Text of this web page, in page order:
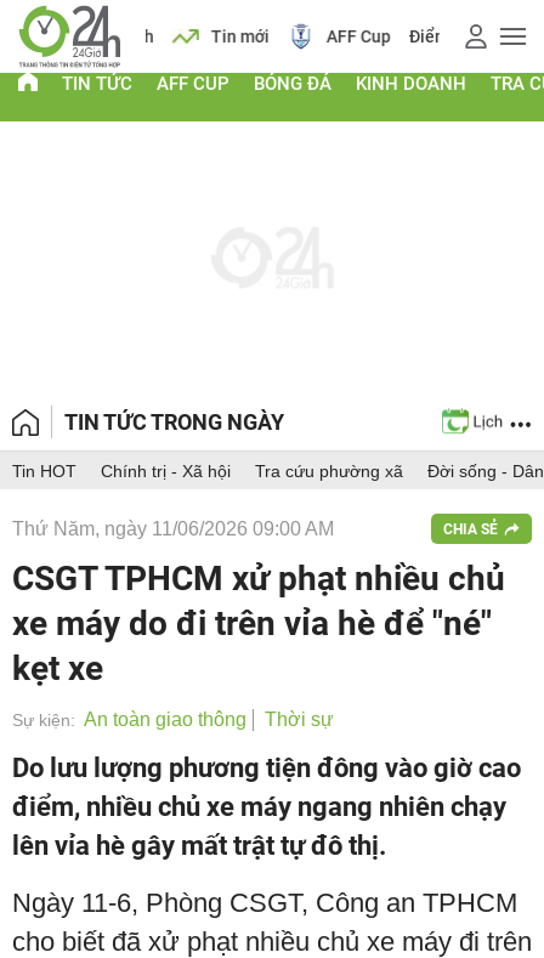
Lịch Tin mới AFF Cup Điểm chuẩn 2026
TIN TỨC AFF CUP BÓNG ĐÁ KINH DOANH TRA
TIN TỨC TRONG NGÀY
Tin HOT Chính trị - Xã hội Tra cứu phường xã Đời sống -
Thứ Năm, ngày 11/06/2026 09:00 AM CHIA SẺ
CSGT TPHCM xử phạt nhiều chủ
xe máy do đi trên vỉa hè để "né"
kẹt xe
Sự kiện: An toàn giao thông Thời sự
Do lưu lượng phương tiện đông vào giờ cao
điểm, nhiều chủ xe máy ngang nhiên chạy
lên vỉa hè gây mất trật tự đô thị.
Ngày 11-6, Phòng CSGT, Công an TPHCM
cho biết đã xử phạt nhiều chủ xe máy đi trên